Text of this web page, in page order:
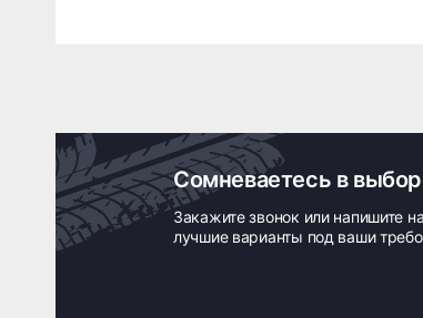
Сомневаетесь в
Закажите звонок или напишите
лучшие варианты под ваши